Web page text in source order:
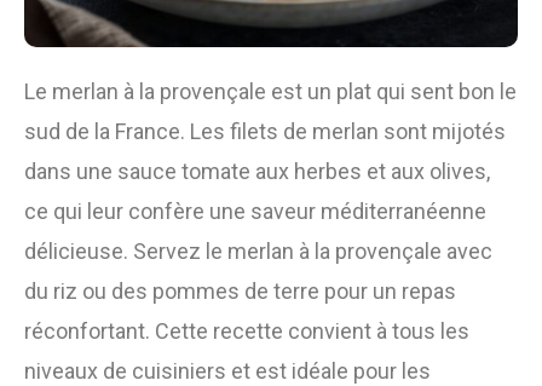
Le merlan à la provençale est un plat qui sent bon le
sud de la France. Les filets de merlan sont mijotés
dans une sauce tomate aux herbes et aux olives,
ce qui leur confère une saveur méditerranéenne
délicieuse. Servez le merlan à la provençale avec
du riz ou des pommes de terre pour un repas
réconfortant. Cette recette convient à tous les
niveaux de cuisiniers et est idéale pour les